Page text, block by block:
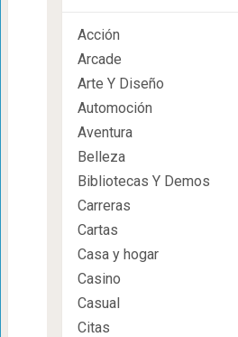
Acción
Arcade
Arte Y Diseño
Automoción
Aventura
Belleza
Bibliotecas Y Demos
Carreras
Cartas
Casa y hogar
Casino
Casual
Citas